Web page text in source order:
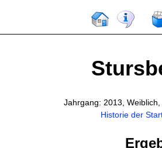
Jahrgang: 2013,
Historie der